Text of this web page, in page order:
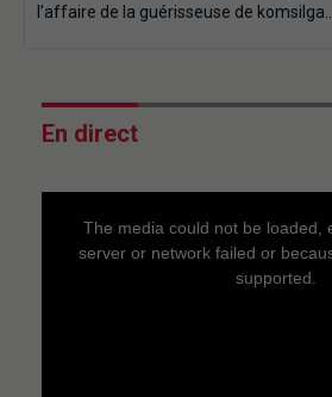
l’affaire de la guérisseuse de komsilga…
En direct
The media could not be loaded,
server or network failed or
supported.